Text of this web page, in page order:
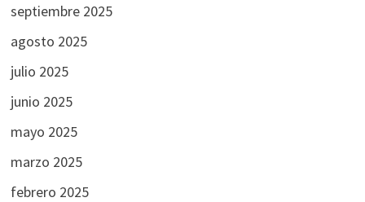
septiembre 2025
agosto 2025
julio 2025
junio 2025
mayo 2025
marzo 2025
febrero 2025